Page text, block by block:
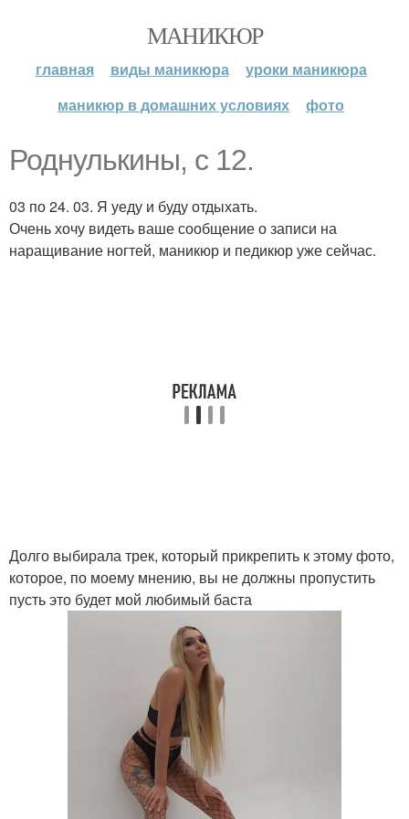
МАНИКЮР
главная виды маникюра
уроки маникюра
маникюр в домашних условиях
фото
Роднулькины, с 12.
03 по 24. 03. Я уеду и буду отдыхать.
Очень хочу видеть ваше сообщение о записи на
наращивание ногтей, маникюр и педикюр уже сейчас.
Долго выбирала трек, который прикрепить к этому фото,
которое, по моему мнению, вы не должны пропустить
пусть это будет мой любимый баста